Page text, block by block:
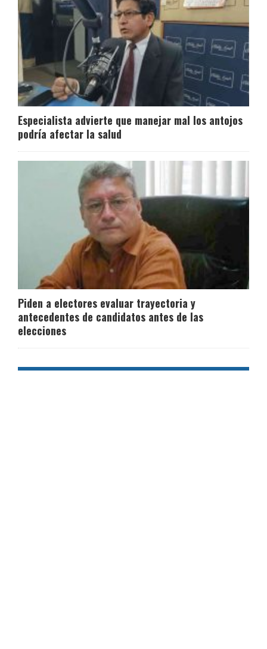
Especialista advierte que manejar mal los antojos
podría afectar la salud
Piden a electores evaluar trayectoria y
antecedentes de candidatos antes de las
elecciones